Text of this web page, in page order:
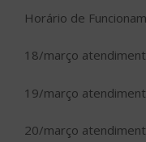
Horário de
18/março
19/março
20/março